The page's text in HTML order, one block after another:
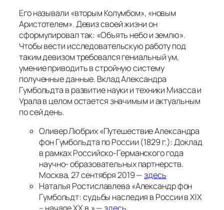
Его называли «вторым Колумбом», «новым
Аристотелем». Девиз своей жизни он
сформулировал так: «Объять небо и землю».
Чтобы вести исследовательскую работу под
таким девизом требовался гениальный ум,
умение приводить в стройную систему
полученные данные. Вклад Александра
Гумбольдта в развитие науки и техники Миасса и
Урала в целом остается значимым и актуальным
по сей день.
Оливер Любрих «Путешествие Александра
фон Гумбольдта по России (1829 г.): Доклад
в рамках Российско-Германского года
научно- образовательных партнерств.
Москва, 27 сентября 2019 —здесь
Наталья Ростиславлева «Александр фон
Гумбольдт: судьбы наследия в России в XIX